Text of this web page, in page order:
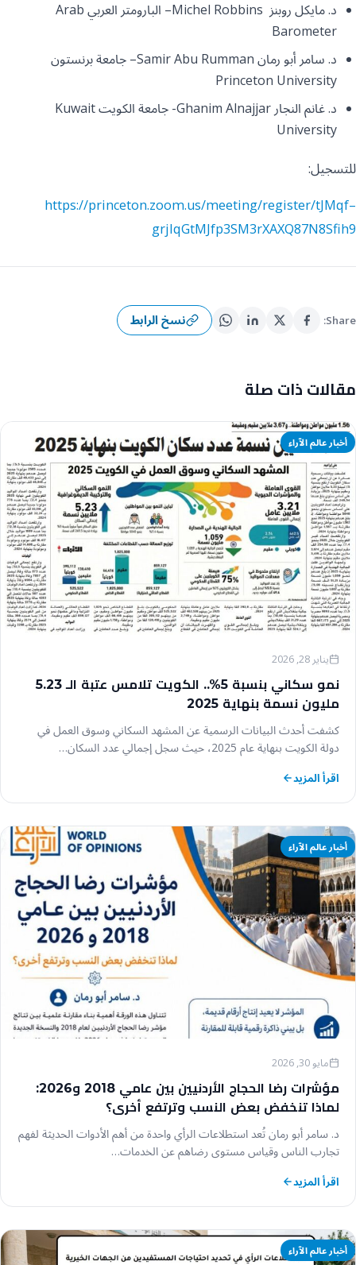
د. مايكل روبنز Michel Robbins– البارومتر العربي Arab
Barometer
د. سامر أبو رمان Samir Abu Rumman– جامعة برنستون
Princeton University
د. غانم النجار Ghanim Alnajjar- جامعة الكويت Kuwait
University
للتسجيل:
https://princeton.zoom.us/meeting/register/tJMqf–
grjIqGtMJfp3SM3rXAXQ87N8Sfih9
Share: نسخ الرابط
مقالات ذات صلة
أخبار عالم الآراء
يناير 28, 2026
نمو سكاني بنسبة 5%.. الكويت تلامس عتبة الـ 5.23
مليون نسمة بنهاية 2025
كشفت أحدث البيانات الرسمية عن المشهد السكاني وسوق العمل في
دولة الكويت بنهاية عام 2025، حيث سجل إجمالي عدد السكان…
اقرأ المزيد
أخبار عالم الآراء
مايو 30, 2026
مؤشرات رضا الحجاج الأردنيين بين عامي 2018 و2026:
لماذا تنخفض بعض النسب وترتفع أخرى؟
د. سامر أبو رمان تُعد استطلاعات الرأي واحدة من أهم الأدوات الحديثة لفهم
تجارب الناس وقياس مستوى رضاهم عن الخدمات…
اقرأ المزيد
أخبار عالم الآراء